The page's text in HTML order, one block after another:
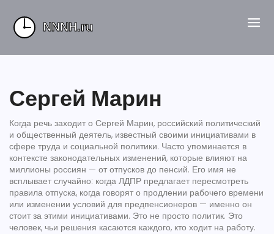
Сергей Марин
Когда речь заходит о Сергей Марин, российский политический
и общественный деятель, известный своими инициативами в
сфере труда и социальной политики. Часто упоминается в
контексте законодательных изменений, которые влияют на
миллионы россиян — от отпусков до пенсий. Его имя не
всплывает случайно: когда ЛДПР предлагает пересмотреть
правила отпуска, когда говорят о продлении рабочего времени
или изменении условий для предпенсионеров — именно он
стоит за этими инициативами. Это не просто политик. Это
человек, чьи решения касаются каждого, кто ходит на работу.